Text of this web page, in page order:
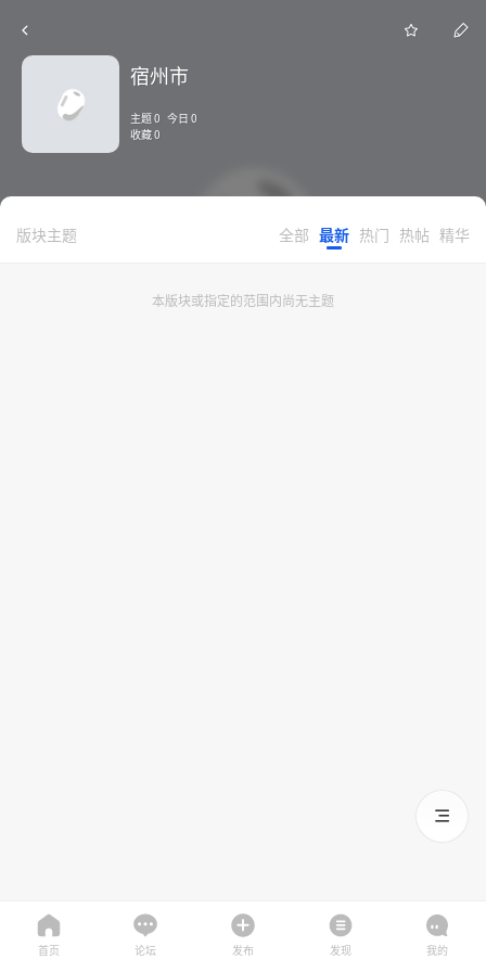
宿州市
主题 0 今日 0
收藏 0
版块主题 全部 最新 热门 热帖 精华
本版块或指定的范围内尚无主题
首页 论坛 发布 发现 我的